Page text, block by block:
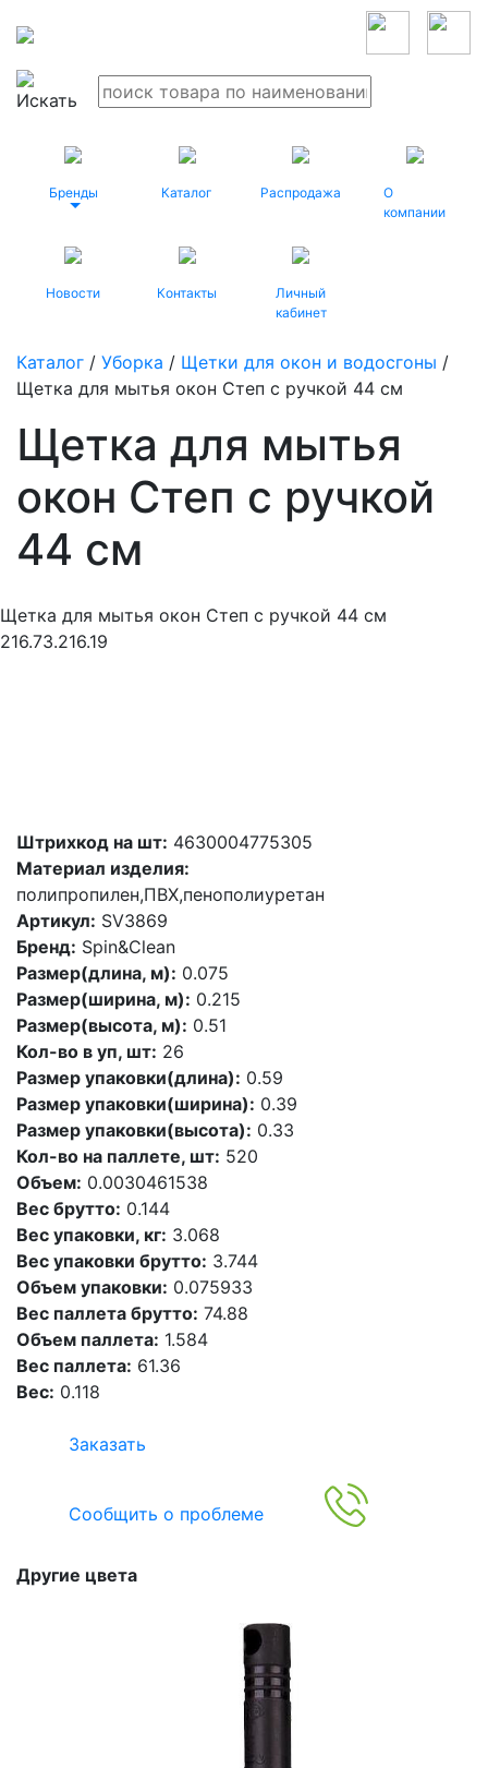
Бренды Каталог Распродажа
О
компании
Новости Контакты
Личный
кабинет
Каталог / Уборка / Щетки для окон и водосгоны /
Щетка для мытья окон Степ c ручкой 44 см
Щетка для мытья
окон Степ c ручкой
44 см
Щетка для мытья окон Степ c ручкой 44 см
216.73.216.19
Штрихкод на шт: 4630004775305
Материал изделия:
полипропилен,ПВХ,пенополиуретан
Артикул: SV3869
Бренд: Spin&Clean
Размер(длина, м): 0.075
Размер(ширина, м): 0.215
Размер(высота, м): 0.51
Кол-во в уп, шт: 26
Размер упаковки(длина): 0.59
Размер упаковки(ширина): 0.39
Размер упаковки(высота): 0.33
Кол-во на паллете, шт: 520
Объем: 0.0030461538
Вес брутто: 0.144
Вес упаковки, кг: 3.068
Вес упаковки брутто: 3.744
Объем упаковки: 0.075933
Вес паллета брутто: 74.88
Объем паллета: 1.584
Вес паллета: 61.36
Вес: 0.118
Заказать
Сообщить о проблеме
Другие цвета